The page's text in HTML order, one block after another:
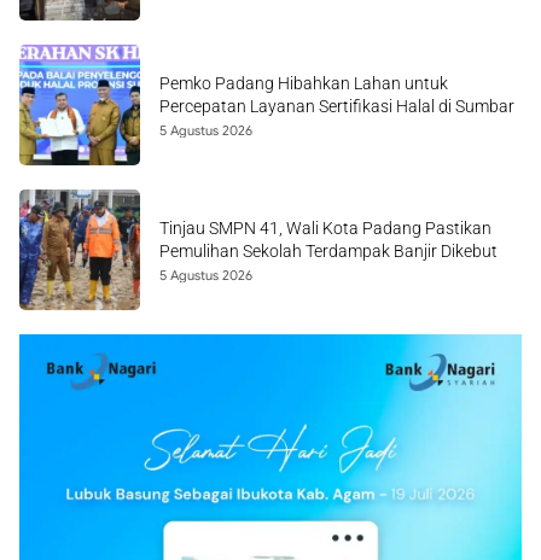
Pemko Padang Hibahkan Lahan untuk
Percepatan Layanan Sertifikasi Halal di Sumbar
5 Agustus 2026
Tinjau SMPN 41, Wali Kota Padang Pastikan
Pemulihan Sekolah Terdampak Banjir Dikebut
5 Agustus 2026